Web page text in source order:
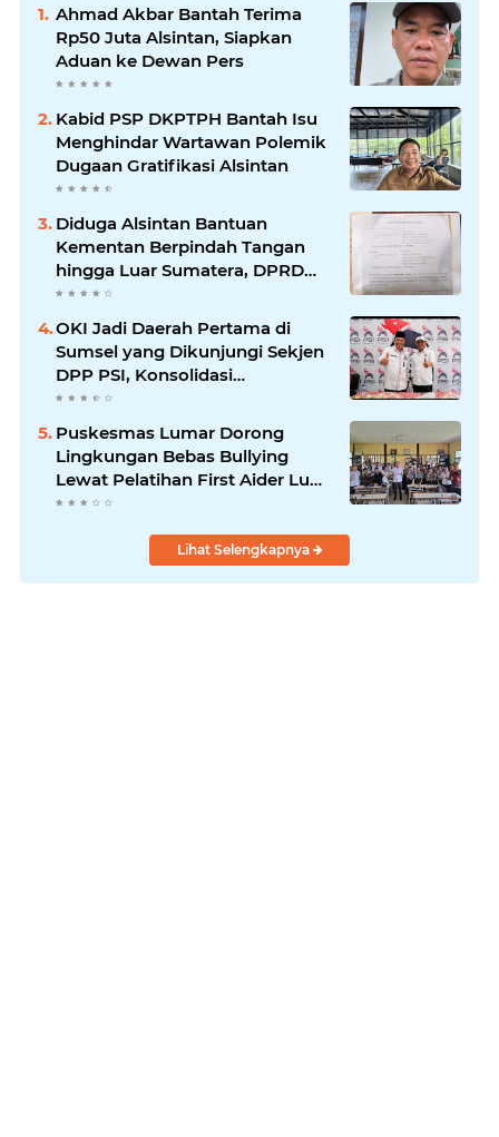
Ahmad Akbar Bantah Terima
Rp50 Juta Alsintan, Siapkan
Aduan ke Dewan Pers
Kabid PSP DKPTPH Bantah Isu
Menghindar Wartawan Polemik
Dugaan Gratifikasi Alsintan
Diduga Alsintan Bantuan
Kementan Berpindah Tangan
hingga Luar Sumatera, DPRD
Sumsel Minta Aparat Usut
OKI Jadi Daerah Pertama di
Sumsel yang Dikunjungi Sekjen
DPP PSI, Konsolidasi
Pembentukan DPRT Dimulai
Puskesmas Lumar Dorong
Lingkungan Bebas Bullying
Lewat Pelatihan First Aider Luka
Psikologis di SMAN 01
Lihat Selengkapnya